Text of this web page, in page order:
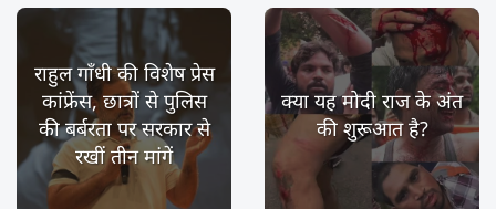
राहुल गाँधी की विशेष प्रेस
कांफ्रेंस, छात्रों से पुलिस
की बर्बरता पर सरकार से
रखीं तीन मांगें
क्या यह मोदी राज के अंत
की शुरूआत है?